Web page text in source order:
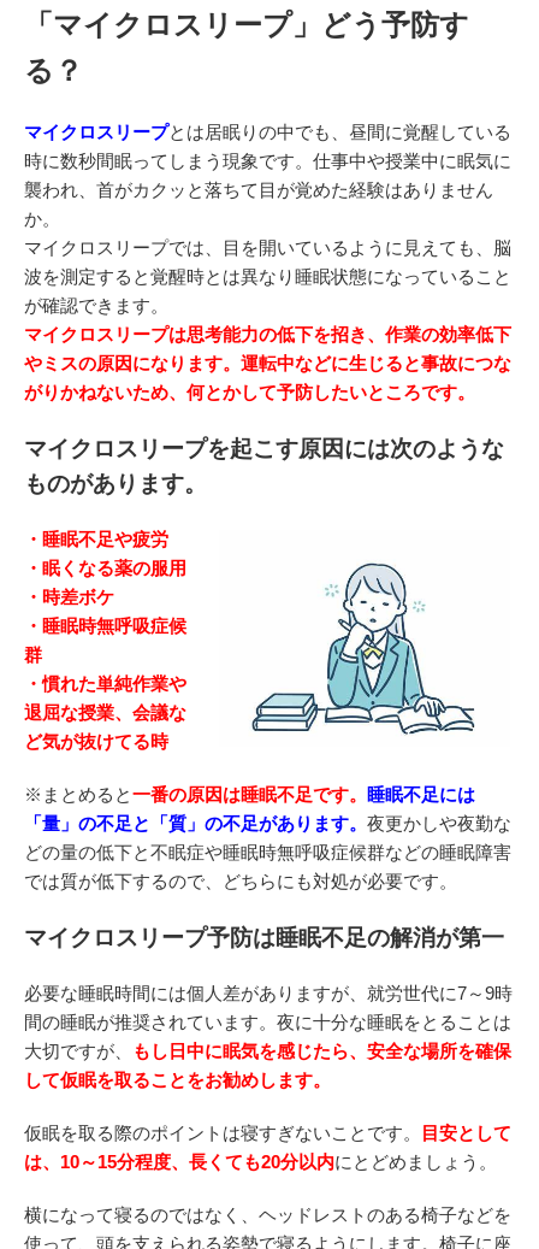
「マイクロスリープ」どう予防す
る？
マイクロスリープとは居眠りの中でも、昼間に覚醒している
時に数秒間眠ってしまう現象です。仕事中や授業中に眠気に
襲われ、首がカクッと落ちて目が覚めた経験はありません
か。
マイクロスリープでは、目を開いているように見えても、脳
波を測定すると覚醒時とは異なり睡眠状態になっていること
が確認できます。
マイクロスリープは思考能力の低下を招き、作業の効率低下
やミスの原因になります。運転中などに生じると事故につな
がりかねないため、何とかして予防したいところです。
マイクロスリープを起こす原因には次のような
ものがあります。
・睡眠不足や疲労
・眠くなる薬の服用
・時差ボケ
・睡眠時無呼吸症候
群
・慣れた単純作業や
退屈な授業、会議な
ど気が抜けてる時
※まとめると一番の原因は睡眠不足です。
睡眠不足には
「量」の不足と「質」の不足があります。 夜更かしや夜勤な
どの量の低下と不眠症や睡眠時無呼吸症候群などの睡眠障害
では質が低下するので、どちらにも対処が必要です。
マイクロスリープ予防は睡眠不足の解消が第一
必要な睡眠時間には個人差がありますが、就労世代に7～9時
間の睡眠が推奨されています。夜に十分な睡眠をとることは
大切ですが、
もし日中に眠気を感じたら、安全な場所を確保
して仮眠を取ることをお勧めします。
仮眠を取る際のポイントは寝すぎないことです。
目安として
は、10～15分程度、長くても20分以内にとどめましょう。
横になって寝るのではなく、ヘッドレストのある椅子などを
使って、頭を支えられる姿勢で寝るようにします。椅子に座